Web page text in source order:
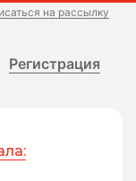
на рассылку
Регистрация